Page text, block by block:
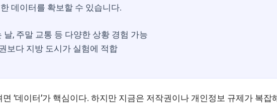
데이터를 확보할 수 있습니다.
날, 주말 교통 등 다양한 상황 경험 가능
보다 지방 도시가 실험에 적합
‘데이터’가 핵심이다. 하지만 지금은 저작권이나 개인정보 규제가 복